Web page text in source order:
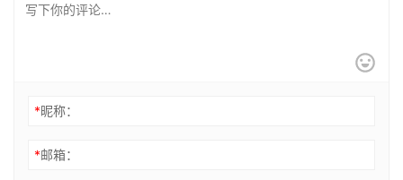
*昵称：
*邮箱：